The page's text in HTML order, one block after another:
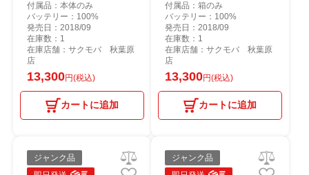
付属品：本体のみ
バッテリー：100%
発売日：2018/09
在庫数：1
在庫店舗：サクモバ 秋葉原
店
13,300円(税込)
カートに追加
付属品：箱のみ
バッテリー：100%
発売日：2018/09
在庫数：1
在庫店舗：サクモバ 秋葉原
店
13,300円(税込)
カートに追加
ジャンク品
ジャンク品